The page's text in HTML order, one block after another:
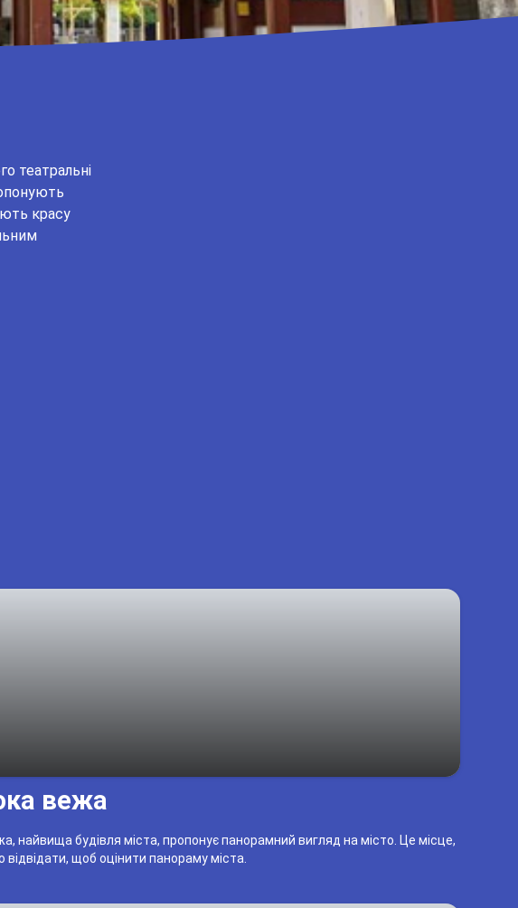
театральні
красу
вежа
найвища будівля міста, пропонує панорамний вигляд на місто. Це місце,
відвідати, щоб оцінити панораму міста.